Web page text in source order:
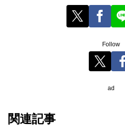
Follow
ad
関連記事